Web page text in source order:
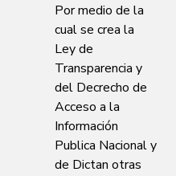
Por medio de la
cual se crea la
Ley de
Transparencia y
del Decrecho de
Acceso a la
Información
Publica Nacional y
de Dictan otras